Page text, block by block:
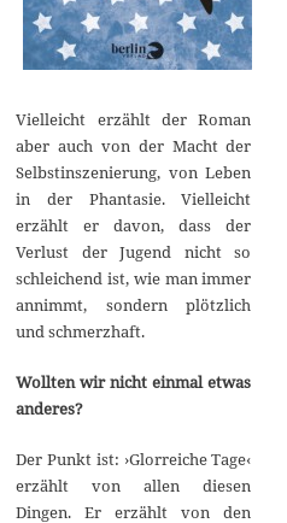
Vielleicht erzählt der Roman
aber auch von der Macht der
Selbstinszenierung, von Leben
in der Phantasie. Vielleicht
erzählt er davon, dass der
Verlust der Jugend nicht so
schleichend ist, wie man immer
annimmt, sondern plötzlich
und schmerzhaft.
Wollten wir nicht einmal etwas
anderes?
Der Punkt ist: ›Glorreiche Tage‹
erzählt von allen diesen
Dingen. Er erzählt von den